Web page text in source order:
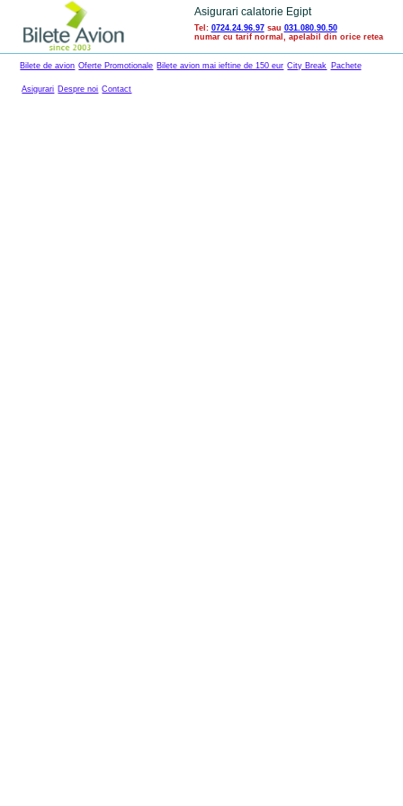
Asigurari calatorie Egipt
Tel: 0724.24.96.97sau 031.080.90.50
numar cu tarif normal, apelabil din orice retea
Bilete de avion Oferte Promotionale Bilete avion mai ieftine de 150 eur City Break Pachete
Asigurari Despre noi Contact